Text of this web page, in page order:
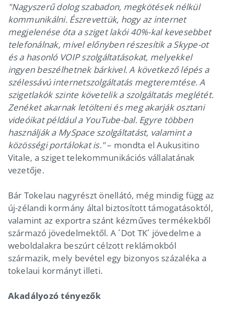
"Nagyszerű dolog szabadon, megkötések nélkül
kommunikálni. Észrevettük, hogy az internet
megjelenése óta a sziget lakói 40%-kal kevesebbet
telefonálnak, mivel előnyben részesítik a Skype-ot
és a hasonló VOIP szolgáltatásokat, melyekkel
ingyen beszélhetnek bárkivel. A következő lépés a
szélessávú internetszolgáltatás megteremtése. A
szigetlakók szinte követelik a szolgáltatás meglétét.
Zenéket akarnak letölteni és meg akarják osztani
videóikat például a YouTube-bal. Egyre többen
használják a MySpace szolgáltatást, valamint a
közösségi portálokat is."– mondta el Aukusitino
Vitale, a sziget telekommunikációs vállalatának
vezetője.
Bár Tokelau nagyrészt önellátó, még mindig függ az
új-zélandi kormány által biztosított támogatásoktól,
valamint az exportra szánt kézműves termékekből
származó jövedelmektől. A ´Dot TK´ jövedelme a
weboldalakra beszúrt célzott reklámokból
származik, mely bevétel egy bizonyos százaléka a
tokelaui kormányt illeti.
Akadályozó tényezők